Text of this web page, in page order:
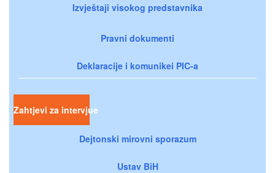
Izvještaji visokog predstavnika
Pravni dokumenti
Deklaracije i komunikei PIC-a
Zahtjevi za intervjue
Dejtonski mirovni sporazum
Ustav BiH